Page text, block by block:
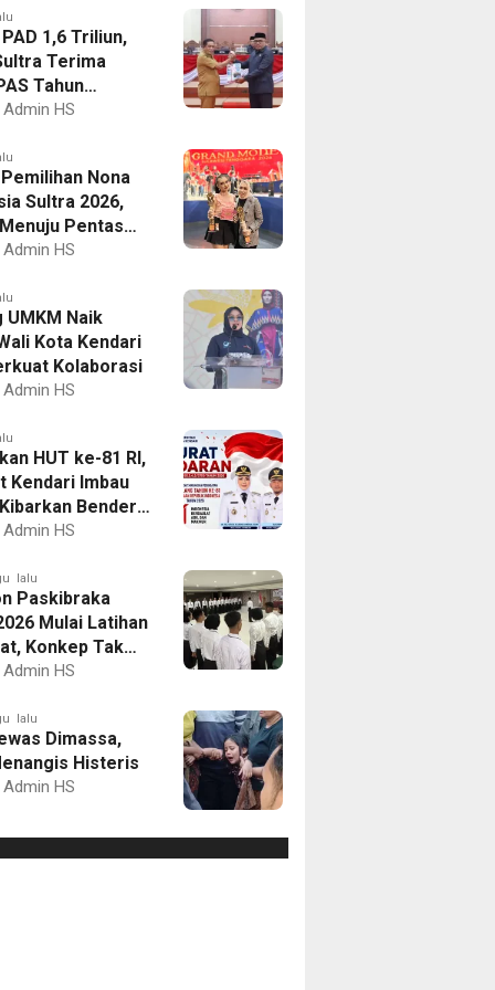
1,6 Triliun,
Terima
Tahun
2027
Admin HS
Nona
Sultra 2026,
Pentas
Admin HS
UMKM Naik
Kota Kendari
Kolaborasi
Admin HS
HUT ke-81 RI,
Kendari Imbau
Bendera
dan Gelar
Admin HS
lalu
Paskibraka
Mulai Latihan
Konkep Tak
Admin HS
lalu
Dimassa,
Histeris
Admin HS